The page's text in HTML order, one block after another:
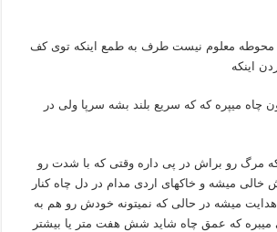
محوطه معلوم نیست طرف به طمع اینکه توی کف
اینکه
چاه میپره که که سریع بلند بشه سرپا ولی در
مرگ رو براش در پی داره وقتی که با شدت رو
خالی میشه و خاکهای اردی مدام در دل چاه کنار
میشه در حالی که نمیتونه خودش رو هم به
میبره که عمق چاه شاید شش هفت متر یا بیشتر